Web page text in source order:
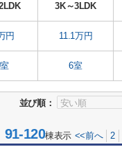
3K～3LDK
円 11.1万円
6室
並び順：
120棟表示 <<前へ 2